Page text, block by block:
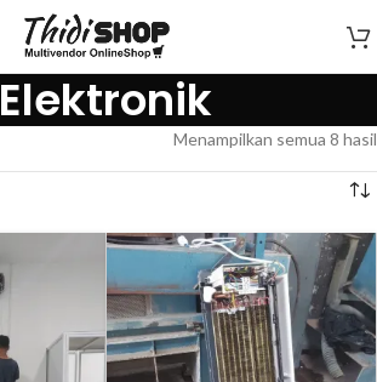
Elektronik
Menampilkan semua 8 hasil